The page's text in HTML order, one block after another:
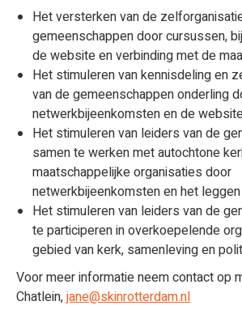
Het versterken van de
gemeenschappen door cursussen,
de website en verbinding met de
Het stimuleren van kennisdeling en
van de gemeenschappen onderling
netwerkbijeenkomsten en de
Het stimuleren van leiders van de
samen te werken met autochtone
maatschappelijke organisaties door
netwerkbijeenkomsten en het
Het stimuleren van leiders van de
te participeren in overkoepelende
gebied van kerk, samenleving en
Voor meer informatie neem contact op
Chatlein,jane@skinrotterdam.nl